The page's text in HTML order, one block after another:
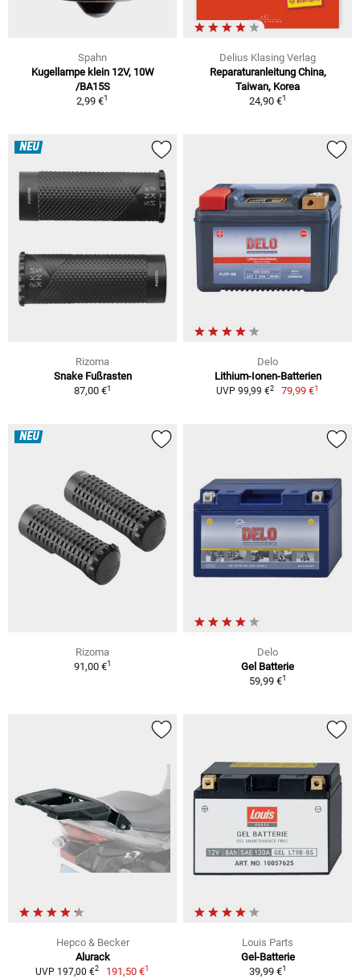
Spahn
Kugellampe klein 12V, 10W
/BA15S
2,99 €1
Delius Klasing Verlag
Reparaturanleitung China,
Taiwan, Korea
24,90 €1
NEU
Rizoma
Snake Fußrasten
87,00 €1
Delo
Lithium-Ionen-Batterien
UVP 99,99 €2 79,99 €1
NEU
Rizoma
91,00 €1
Delo
Gel Batterie
59,99 €1
Hepco & Becker
Alurack
UVP 197,00 €2 191,50 €1
Louis Parts
Gel-Batterie
39,99 €1